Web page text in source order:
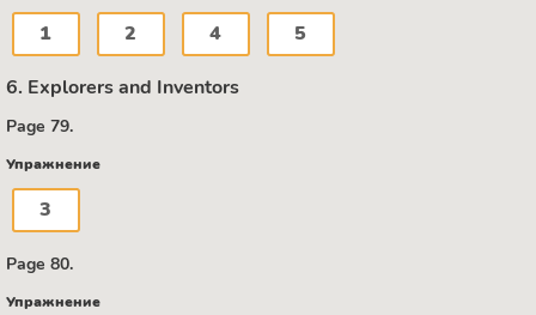
1 2 4 5
6. Explorers and Inventors
Page 79.
Упражнение
3
Page 80.
Упражнение